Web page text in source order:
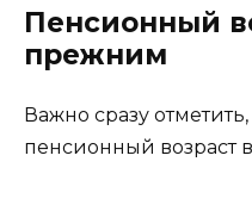
Пенсионный
прежним
Важно сразу
пенсионный возраст